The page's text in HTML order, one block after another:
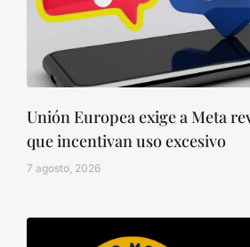
Unión Europea exige a Meta
que incentivan uso excesivo
7 agosto, 2026